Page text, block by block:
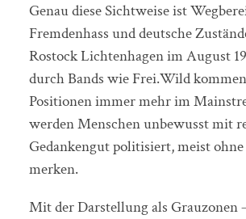
Genau diese Sichtweise ist
Fremdenhass und deutsche
Rostock Lichtenhagen im August
durch Bands wie Frei.Wild
Positionen immer mehr im
werden Menschen unbewusst mit
Gedankengut politisiert, meist ohne
merken.
Mit der Darstellung als Grauzonen